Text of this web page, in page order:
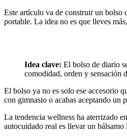
Este artículo va de construir un bolso
portable. La idea no es que lleves
Idea clave: El bolso de diario
comodidad, orden y sensación
El bolso ya no es solo ese accesorio
con gimnasio o acabas aceptando un
La tendencia wellness ha aterrizado
autocuidado real es llevar un